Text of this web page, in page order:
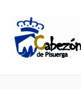
contenido